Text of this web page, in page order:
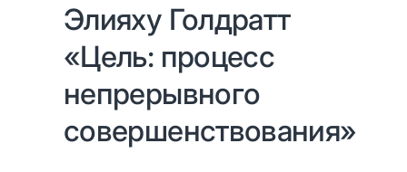
Элияху Голдратт
«Цель: процесс
непрерывного
совершенствования»